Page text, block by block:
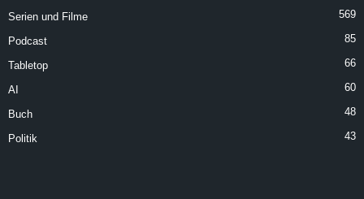
Serien und Filme 569
Podcast 85
Tabletop 66
AI 60
Buch 48
Politik 43